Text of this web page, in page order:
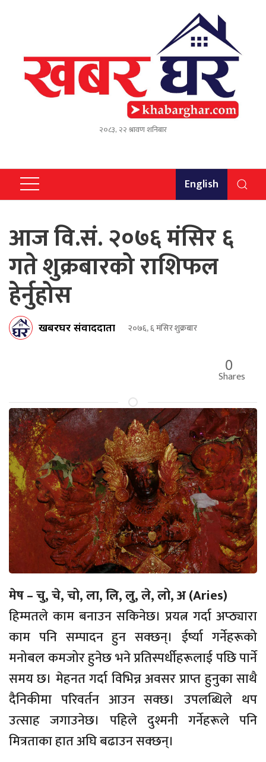
२०८३, २२ श्रावण शनिबार
English
आज वि.सं. २०७६ मंसिर ६
गते शुक्रबारको राशिफल
हेर्नुहोस
खबरघर संवाददाता २०७६, ६ मंसिर शुक्रबार
0
Shares
मेष – चु, चे, चो, ला, लि, लु, ले, लो, अ (Aries)
हिम्मतले काम बनाउन सकिनेछ। प्रयत्न गर्दा अप्ठ्यारा
काम पनि सम्पादन हुन सक्छन्। ईर्ष्या गर्नेहरूको
मनोबल कमजोर हुनेछ भने प्रतिस्पर्धीहरूलाई पछि पार्ने
समय छ। मेहनत गर्दा विभिन्न अवसर प्राप्त हुनुका साथै
दैनिकीमा परिवर्तन आउन सक्छ। उपलब्धिले थप
उत्साह जगाउनेछ। पहिले दुश्मनी गर्नेहरूले पनि
मित्रताका हात अघि बढाउन सक्छन्।